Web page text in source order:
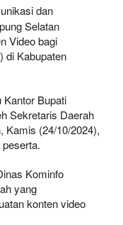
dan
Selatan
Video bagi
di Kabupaten
Kantor Bupati
Sekretaris Daerah
Kamis (24/10/2024),
Kominfo
yang
konten video